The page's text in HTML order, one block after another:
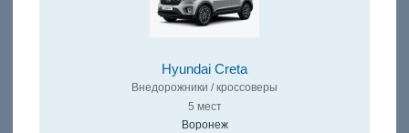
Hyundai Creta
Внедорожники / кроссоверы
5 мест
Воронеж